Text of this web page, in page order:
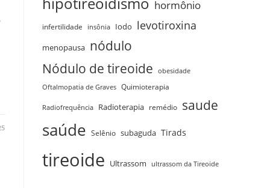
hormônio
infertilidade insônia Iodo levotiroxina
menopausa nódulo
Nódulo de tireoide
obesidade
Oftalmopatia de Graves Quimioterapia
Radiofrequência Radioterapia remédio saude
saúde Selênio subaguda Tirads
tireoide Ultrassom ultrassom da Tireoide